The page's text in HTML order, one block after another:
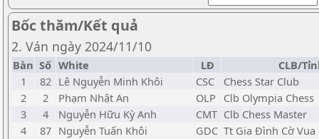
Bốc thăm/Kết quả
2. Ván ngày 2024/11/10
Bàn Số White LĐ
CLB/
1
82 Lê Nguyễn Minh Khôi CSC
Chess Star Club
2
2 Phạm Nhật An OLP
Clb Olympia Chess
3
4 Nguyễn Hữu Kỳ Anh CMT Clb Chess Master
4
87 Nguyễn Tuấn Khôi GDC Tt Gia Đình Cờ Vua